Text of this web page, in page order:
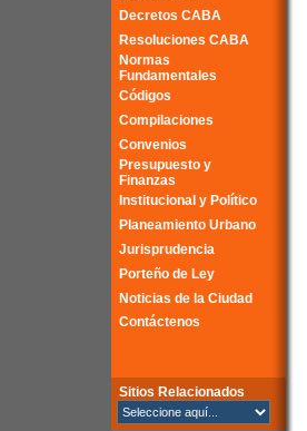
Decretos CABA
Resoluciones CABA
Normas
Fundamentales
Códigos
Compilaciones
Convenios
Presupuesto y
Finanzas
Institucional y Político
Planeamiento Urbano
Jurisprudencia
Porteño de Ley
Noticias de la Ciudad
Contáctenos
Sitios Relacionados